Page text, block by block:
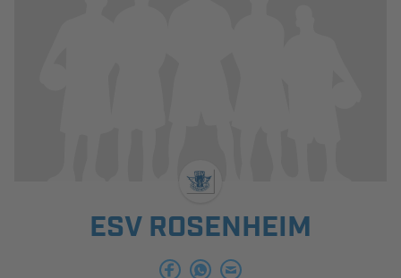
INFOTHEK SPIELPLUS
ESV ROSENHEIM